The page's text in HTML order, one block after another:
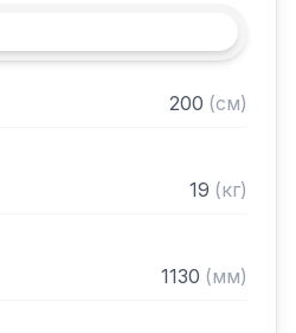
200 (см)
19 (кг)
1130 (мм)